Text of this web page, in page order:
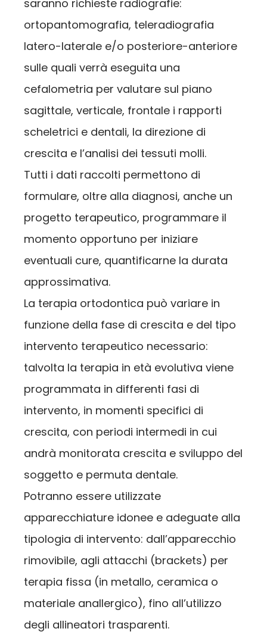
saranno richieste radiografie:
ortopantomografia, teleradiografia
latero-laterale e/o posteriore-anteriore
sulle quali verrà eseguita una
cefalometria per valutare sul piano
sagittale, verticale, frontale i rapporti
scheletrici e dentali, la direzione di
crescita e l’analisi dei tessuti molli.
Tutti i dati raccolti permettono di
formulare, oltre alla diagnosi, anche un
progetto terapeutico, programmare il
momento opportuno per iniziare
eventuali cure, quantificarne la durata
approssimativa.
La terapia ortodontica può variare in
funzione della fase di crescita e del tipo
intervento terapeutico necessario:
talvolta la terapia in età evolutiva viene
programmata in differenti fasi di
intervento, in momenti specifici di
crescita, con periodi intermedi in cui
andrà monitorata crescita e sviluppo del
soggetto e permuta dentale.
Potranno essere utilizzate
apparecchiature idonee e adeguate alla
tipologia di intervento: dall’apparecchio
rimovibile, agli attacchi (brackets) per
terapia fissa (in metallo, ceramica o
materiale anallergico), fino all’utilizzo
degli allineatori trasparenti.